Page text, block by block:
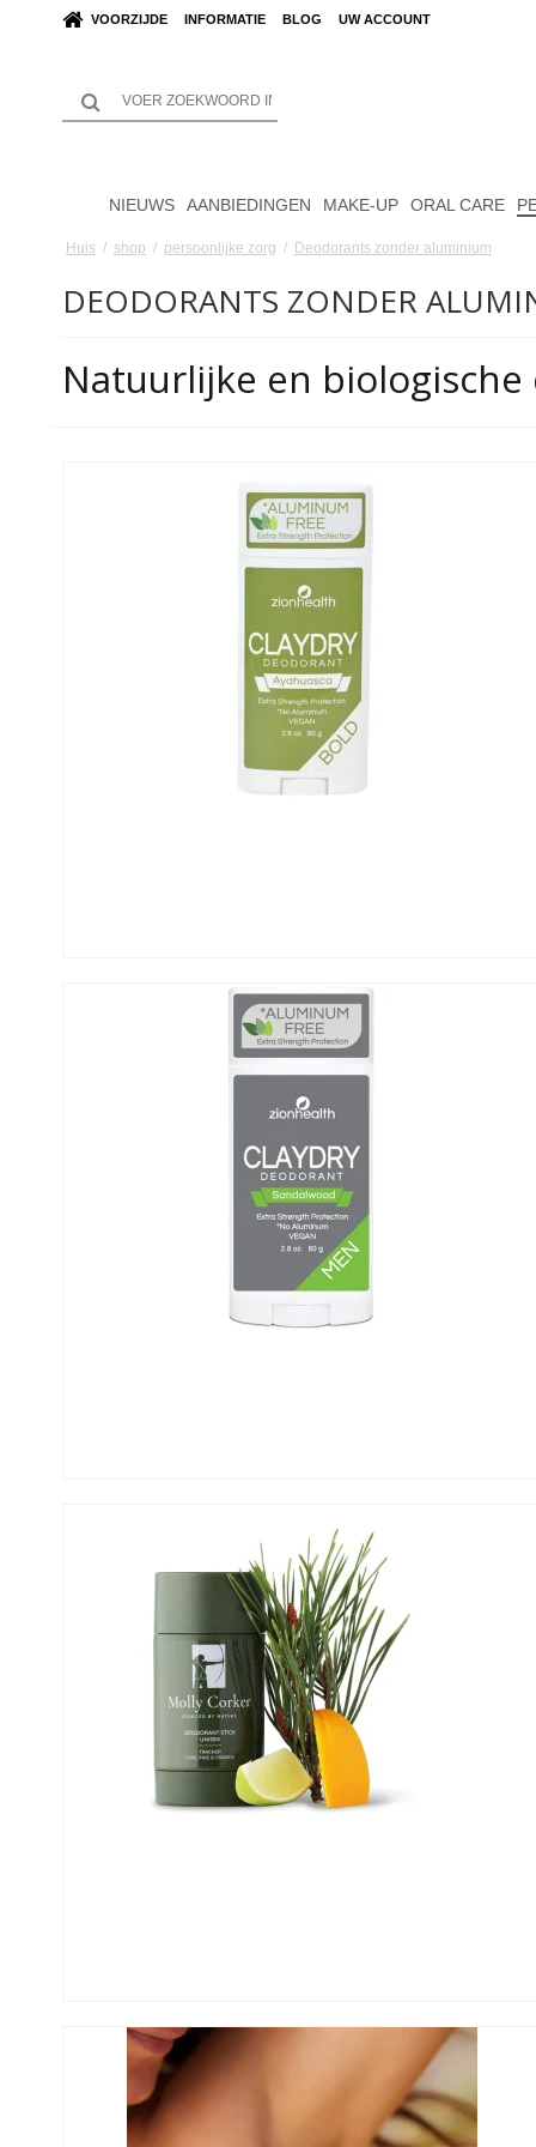
VOORZIJDE INFORMATIE BLOG UW ACCOUNT
NIEUWS AANBIEDINGEN MAKE-UP ORAL CARE
Huis / shop / persoonlijke zorg / Deodorants zonder aluminium
DEODORANTS ZONDER
Natuurlijke en